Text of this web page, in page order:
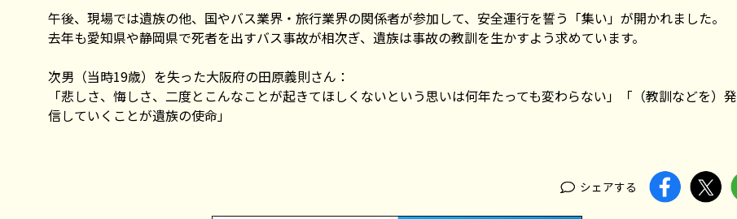
午後、現場では遺族の他、国やバス業界・旅行業界の関係者が参加して、安全運行を誓う「集い」が開かれました。
去年も愛知県や静岡県で死者を出すバス事故が相次ぎ、遺族は事故の教訓を生かすよう求めています。
次男（当時19歳）を失った大阪府の田原義則さん：
「悲しさ、悔しさ、二度とこんなことが起きてほしくないという思いは何年たっても変わらない」「（教訓などを）発
信していくことが遺族の使命」
シェアする